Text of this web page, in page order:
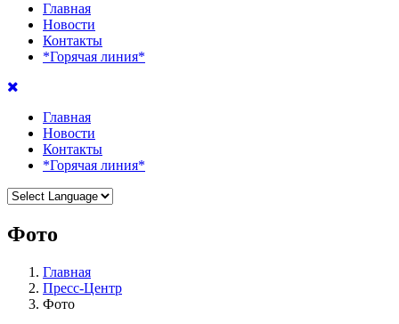
Главная
Новости
Контакты
*Горячая линия*
Главная
Новости
Контакты
*Горячая линия*
Фото
Главная
Пресс-Центр
Фото